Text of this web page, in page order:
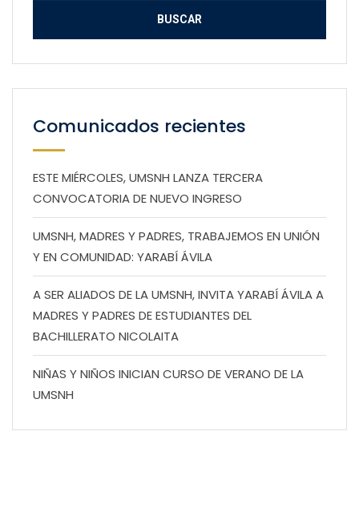
Comunicados recientes
ESTE MIÉRCOLES, UMSNH LANZA TERCERA
CONVOCATORIA DE NUEVO INGRESO
UMSNH, MADRES Y PADRES, TRABAJEMOS EN UNIÓN
Y EN COMUNIDAD: YARABÍ ÁVILA
A SER ALIADOS DE LA UMSNH, INVITA YARABÍ ÁVILA A
MADRES Y PADRES DE ESTUDIANTES DEL
BACHILLERATO NICOLAITA
NIÑAS Y NIÑOS INICIAN CURSO DE VERANO DE LA
UMSNH